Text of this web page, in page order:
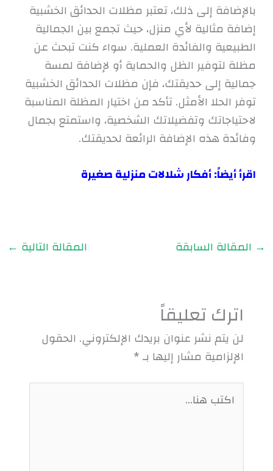
بالإضافة إلى ذلك، تعتبر مظلات الحدائق الخشبية
إضافة مثالية لأي منزل، حيث تجمع بين الجمالية
الطبيعية والفائدة العملية. سواء كنت تبحث عن
مظلة لتوفير الظل والحماية أو لإضافة لمسة
جمالية إلى حديقتك، فإن مظلات الحدائق الخشبية
توفر الحلا الأمثل. تأكد من اختيار المظلة المناسبة
لاحتياجاتك وتفضيلاتك الشخصية، واستمتع بجمال
وفائدة هذه الإضافة الرائعة لحديقتك.
اقرأ أيضاً:أفكار شلالات منزلية صغيرة
→ المقالة السابقة المقالة التالية ←
اترك تعليقاً
لن يتم نشر عنوان بريدك الإلكتروني. الحقول
الإلزامية مشار إليها بـ*
اكتب
هنا...